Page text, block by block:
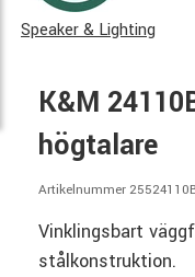
Speaker & Lighting
K&M
högtalare
Artikelnummer
Vinklingsbart
stålkonstruktion.